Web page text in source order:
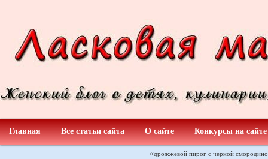
Главная Все статьи сайта О сайте Конкурсы на сайте
«дрожжевой пирог с черной